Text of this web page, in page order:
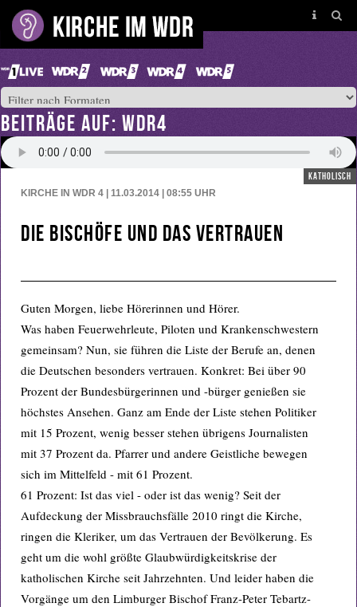
BEITRÄGE AUF: WDR4
katholisch
KIRCHE IN WDR 4 | 11.03.2014 | 08:55 UHR
Die Bischöfe und das Vertrauen
Guten Morgen, liebe Hörerinnen und Hörer.
Was haben Feuerwehrleute, Piloten und Krankenschwestern
gemeinsam? Nun, sie führen die Liste der Berufe an, denen
die Deutschen besonders vertrauen. Konkret: Bei über 90
Prozent der Bundesbürgerinnen und -bürger genießen sie
höchstes Ansehen. Ganz am Ende der Liste stehen Politiker
mit 15 Prozent, wenig besser stehen übrigens Journalisten
mit 37 Prozent da. Pfarrer und andere Geistliche bewegen
sich im Mittelfeld - mit 61 Prozent.
61 Prozent: Ist das viel - oder ist das wenig? Seit der
Aufdeckung der Missbrauchsfälle 2010 ringt die Kirche,
ringen die Kleriker, um das Vertrauen der Bevölkerung. Es
geht um die wohl größte Glaubwürdigkeitskrise der
katholischen Kirche seit Jahrzehnten. Und leider haben die
Vorgänge um den Limburger Bischof Franz-Peter Tebartz-